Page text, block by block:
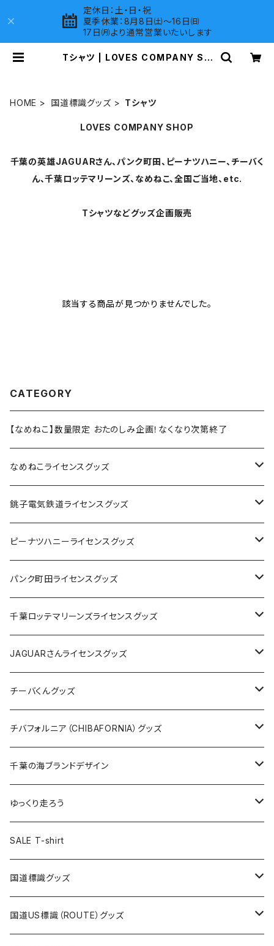
定休日：土・日・祝
夏季休業：8月8日㈯～16日㈰
17日㈪より通常営業いたいします
Tシャツ | LOVES COMPANY SH
HOME 国道標識グッズ Tシャツ
LOVES COMPANY SHOP
千葉の英雄JAGUARさん、パンク町田、ピーナツハニー、チーバく
ん、千葉ロッテマリーンズ、なめねこ、全国ご当地、etc.
Tシャツなどグッズ企画販売
該当する商品が見つかりませんでした。
CATEGORY
【なめねこ】数量限定 おたのしみ企画！なくなり次第終了
なめねこライセンスグッズ
Tシャツ
キャップ
ステッカー
缶バッジ
ホテルキーホルダー
銚子電気鉄道ライセンスグッズ
ステッカー
缶バッジ
アクリルキーホルダー
ホテルキーホルダー
クリアファイル
Tシャツ
キャップ
トートバッグ
ランチバッグ
エコバッグ
ピーナツハニーライセンスグッズ
Tシャツ
キャップ
バッグ
ステッカー
缶バッジ
キーホルダー
クリアファイル
パンク町田ライセンスグッズ
Tシャツ
キャップ
バッグ
ステッカー
缶バッジ
キーホルダー
クリアファイル
千葉ロッテマリーンズライセンスグッズ
ステッカー
ステッカー
ステッカー大
缶バッジ
缶バッジ32mm
缶バッジ54mm
エコバッグ
JAGUARさんコラボグッズ
Tシャツ
ステッカー
サコッシュ
ホテルキーホルダー
モーテルキーホルダー
トートバッグ
JAGUARさんライセンスグッズ
Tシャツ
ステッカー
缶バッジ
クリアファイル
マスク
エコバッグ
千葉ロッテマリーンズコラボ
チーバくんグッズ
Tシャツ
キャップ
エコバッグ
ステッカー
モーテルキーホルダー
ホテルキーホルダー
チバフォルニア（CHIBAFORNIA）グッズ
Tシャツ
キャップ
ステッカー
ホテルキーホルダー
千葉の海ブランドデザイン
Tシャツ
キャップ
ステッカー
ゆっくり走ろう
Tシャツ
ステッカー
ホテルキーホルダー
SALE T-shirt
国道標識グッズ
ステッカー
国道US標識（ROUTE）グッズ